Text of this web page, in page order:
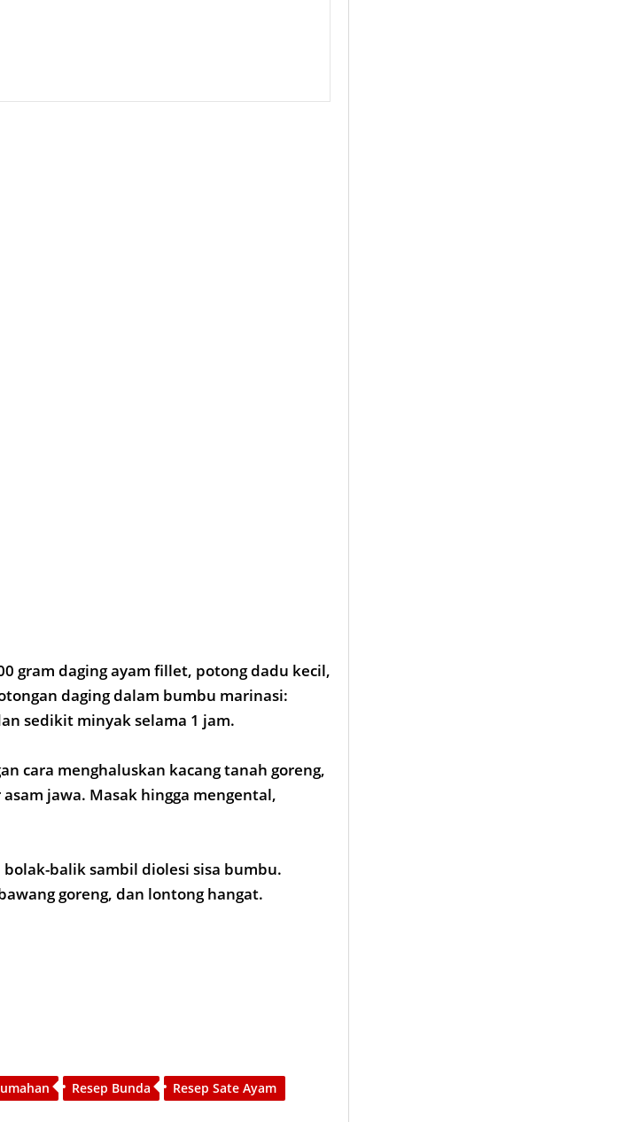
gram daging ayam fillet, potong dadu kecil,
daging dalam bumbu marinasi:
sedikit minyak selama 1 jam.
cara menghaluskan kacang tanah goreng,
jawa. Masak hingga mengental,
balik sambil diolesi sisa bumbu.
goreng, dan lontong hangat.
Resep Bunda Resep Sate Ayam